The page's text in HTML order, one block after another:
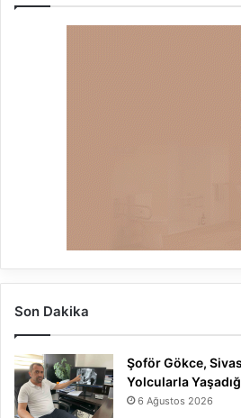
Son Dakika
Şoför Gökce,
Yolcularla
6 Ağustos 2026